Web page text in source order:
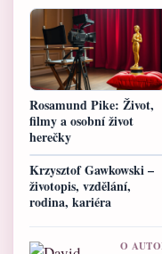
Rosamund Pike: Život,
filmy a osobní život
herečky
Krzysztof Gawkowski –
životopis, vzdělání,
rodina, kariéra
O